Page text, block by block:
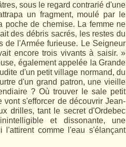
sous le regard contrarié d'une
un fragment, moulé par le
de chemise. La femme ne
des débris sacrés, les restes du
de l'Armée furieuse. Le Seigneur
encore trois vivants à saisir. »
également appelée la Grande
d'un petit village normand, du
d'un grand patron, une vieille
? Où trouver le sale petit
s'efforcer de découvrir Jean-
drilles, tant le secret d'Ordebec
et dissonante, une
l'attirent comme l'eau s'élançant